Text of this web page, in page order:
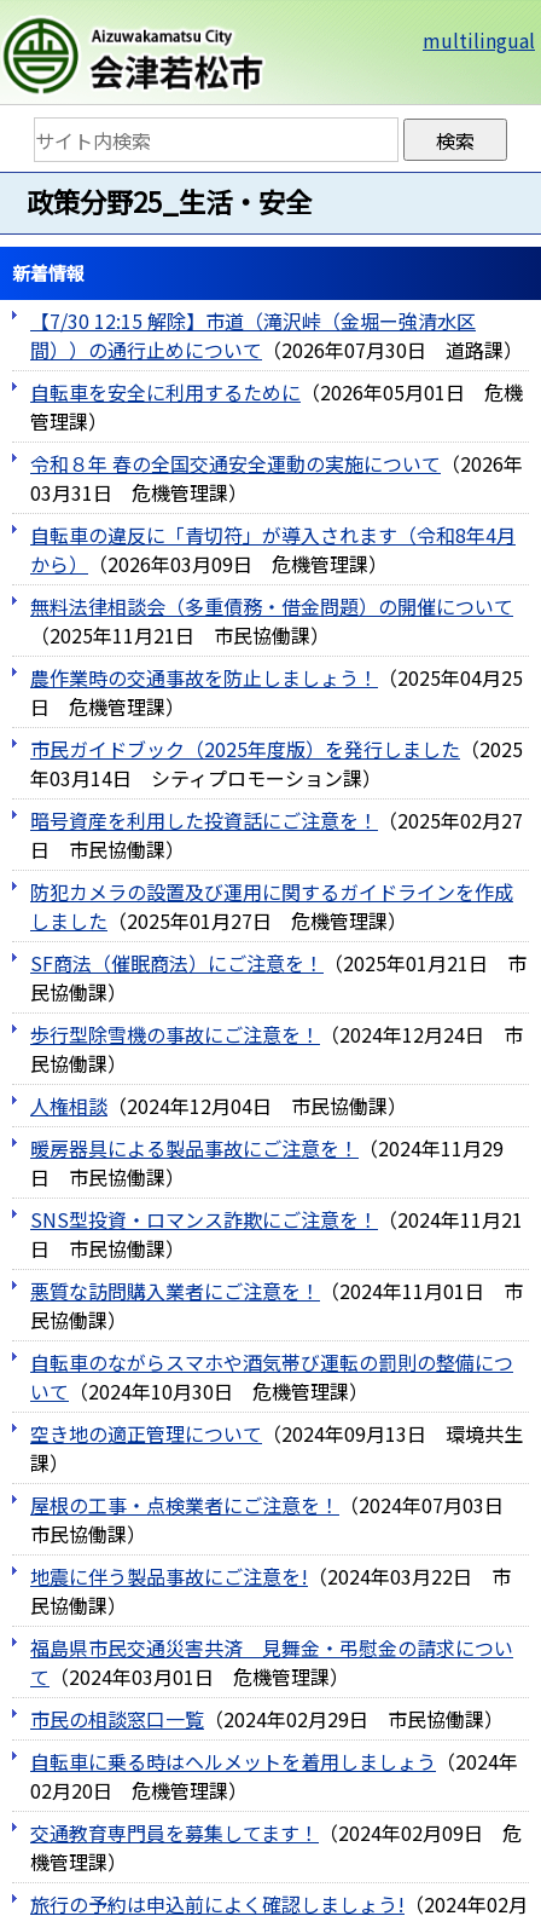
multilingual
政策分野25_生活・安全
新着情報
【7/30 12:15 解除】市道（滝沢峠（金堀ー強清水区
間））の通行止めについて （2026年07月30日 道路課）
自転車を安全に利用するために （2026年05月01日
危機
管理課）
令和８年 春の全国交通安全運動の実施について （2026年
03月31日
危機管理課）
自転車の違反に「青切符」が導入されます（令和8年4月
から）
（2026年03月09日 危機管理課）
無料法律相談会（多重債務・借金問題）の開催について
（2025年11月21日 市民協働課）
農作業時の交通事故を防止しましょう！
（2025年04月25
日
危機管理課）
市民ガイドブック（2025年度版）を発行しました （2025
年03月14日
シティプロモーション課）
暗号資産を利用した投資話にご注意を！
（2025年02月27
日
市民協働課）
防犯カメラの設置及び運用に関するガイドラインを作成
しました （2025年01月27日 危機管理課）
SF商法（催眠商法）にご注意を！
（2025年01月21日
市
民協働課）
歩行型除雪機の事故にご注意を！
（2024年12月24日
市
民協働課）
人権相談 （2024年12月04日 市民協働課）
暖房器具による製品事故にご注意を！
（2024年11月29
日
市民協働課）
SNS型投資・ロマンス詐欺にご注意を！
（2024年11月21
日
市民協働課）
悪質な訪問購入業者にご注意を！
（2024年11月01日
市
民協働課）
自転車のながらスマホや酒気帯び運転の罰則の整備につ
いて （2024年10月30日 危機管理課）
空き地の適正管理について （2024年09月13日
環境共生
課）
屋根の工事・点検業者にご注意を！
（2024年07月03日
市民協働課）
地震に伴う製品事故にご注意を! （2024年03月22日
市
民協働課）
福島県市民交通災害共済 見舞金・弔慰金の請求につい
て （2024年03月01日 危機管理課）
市民の相談窓口一覧 （2024年02月29日 市民協働課）
自転車に乗る時はヘルメットを着用しましょう （2024年
02月20日
危機管理課）
交通教育専門員を募集してます！
（2024年02月09日
危
機管理課）
旅行の予約は申込前によく確認しましょう! （2024年02月